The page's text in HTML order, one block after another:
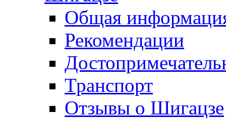
Общая
Рекомендации
Транспорт
Отзывы о Шигацзе